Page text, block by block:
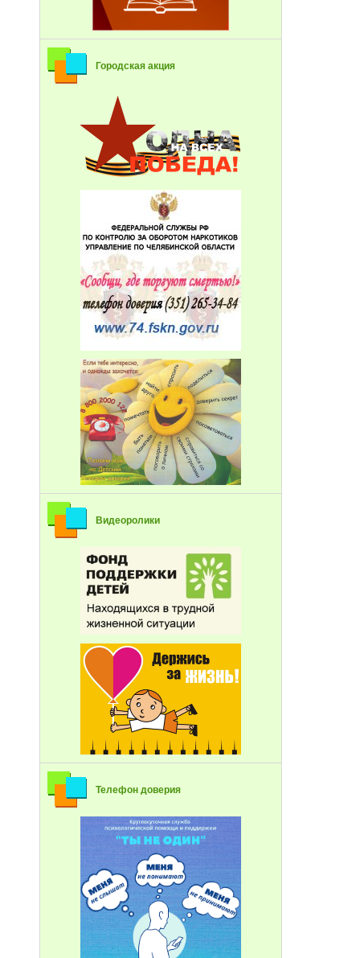
Городская акция
Видеоролики
Телефон доверия